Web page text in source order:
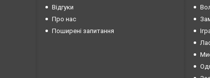
Відгуки
Про нас
Поширені запитання